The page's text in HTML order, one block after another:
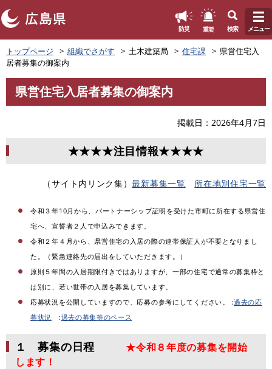
ペ
ー
ジ
の
頭
。
防災 重要 検索 メニュー
トップページ 組織でさがす 土木建築局 住宅課
県営住宅入
居者募集の御案内
文
県営住宅入居者募集の御案内
掲載日 2026年4月7日
★★★★注目情報★★★★
（サイト内リンク集）最新募集一覧 所在地別住宅一覧
令和３年10月から、パートナーシップ証明を受けた市町に所在する県営住
宅へ、宣誓者２人で申込みできます。
令和２年４月から、県営住宅の入居の際の連帯保証人が不要となりまし
た。（緊急連絡先の届出をしていただきます。）
原則５年間の入居期限付きではありますが、一部の住宅で通常の募集枠と
は別に、若い世帯の入居を募集しています。
応募状況を公開していますので、応募の参考にしてください。 :過去の応
募状況
:過去の募集等のペース
１ 募集の日程★令和８年度の募集を開始
します！